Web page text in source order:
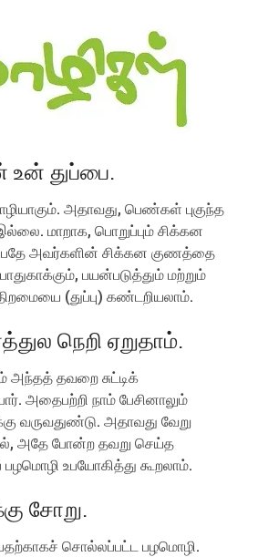
உன் துப்பை.
அதாவது, பெண்கள் புகுந்த
மாறாக, பொறுப்பும் சிக்கன
அவர்களின் சிக்கன குணத்தை
பயன்படுத்தும் மற்றும்
(துப்பு) கண்டறியலாம்.
நெறி ஏறுதாம்.
அந்தத் தவறை சுட்டிக்
அதைபற்றி நாம் பேசினாலும்
வருவதுண்டு. அதாவது வேறு
அதே போன்ற தவறு செய்த
உபயோகித்து கூறலாம்.
சோறு.
சொல்லப்பட்ட பழமொழி.